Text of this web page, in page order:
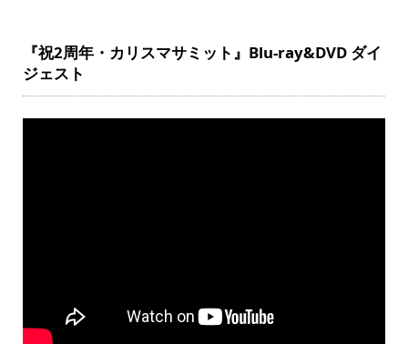
『祝2周年・カリスマサミット』Blu-ray&DVD ダイ
ジェスト